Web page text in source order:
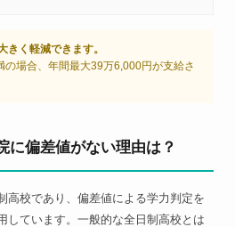
きく軽減できます。
場合、年間最大39万6,000円が支給さ
に偏差値がない理由は？
高校であり、偏差値による学力判定を
しています。一般的な全日制高校とは